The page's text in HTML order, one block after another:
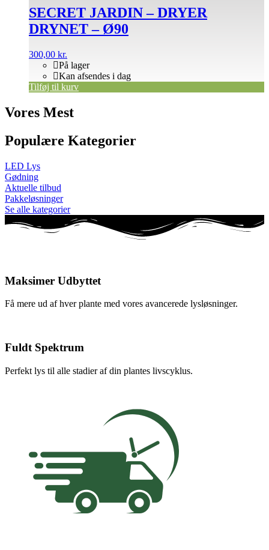
SECRET JARDIN – DRYER
DRYNET – Ø90
300,00 kr.
På lager
Kan afsendes i dag
Tilføj til kurv
Vores Mest
Populære Kategorier
LED Lys
Gødning
Aktuelle tilbud
Pakkeløsninger
Se alle kategorier
Maksimer Udbyttet
Få mere ud af hver plante med vores avancerede lysløsninger.
Fuldt Spektrum
Perfekt lys til alle stadier af din plantes livscyklus.